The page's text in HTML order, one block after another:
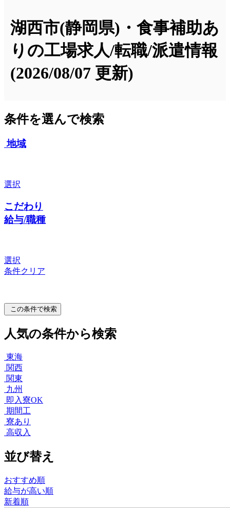
湖西市(静岡県)・食事補助あ
りの工場求人/転職/派遣情報
(2026/08/07 更新)
条件を選んで検索
地域
選択
こだわり
給与/職種
選択
条件クリア
この条件で検索
人気の条件から検索
東海
関西
関東
九州
即入寮OK
期間工
寮あり
高収入
並び替え
おすすめ順
給与が高い順
新着順